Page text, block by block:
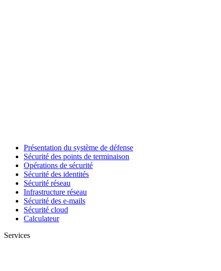
Présentation du système de défense
Sécurité des points de terminaison
Opérations de sécurité
Sécurité des identités
Sécurité réseau
Infrastructure réseau
Sécurité des e-mails
Sécurité cloud
Calculateur
Services